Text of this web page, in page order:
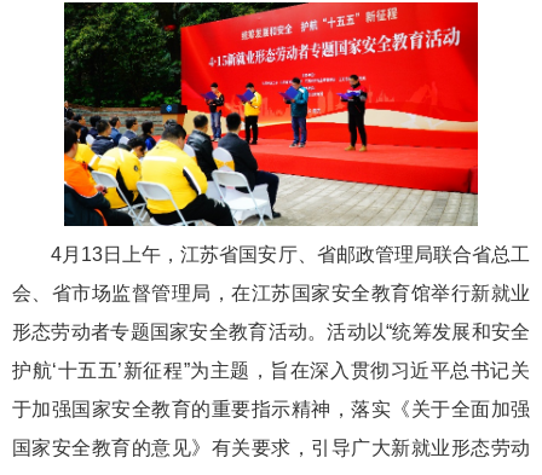
4月13日上午，江苏省国安厅、省邮政管理局联合省总工
会、省市场监督管理局，在江苏国家安全教育馆举行新就业
形态劳动者专题国家安全教育活动。活动以“统筹发展和安全
护航‘十五五’新征程”为主题，旨在深入贯彻习近平总书记关
于加强国家安全教育的重要指示精神，落实《关于全面加强
国家安全教育的意见》有关要求，引导广大新就业形态劳动